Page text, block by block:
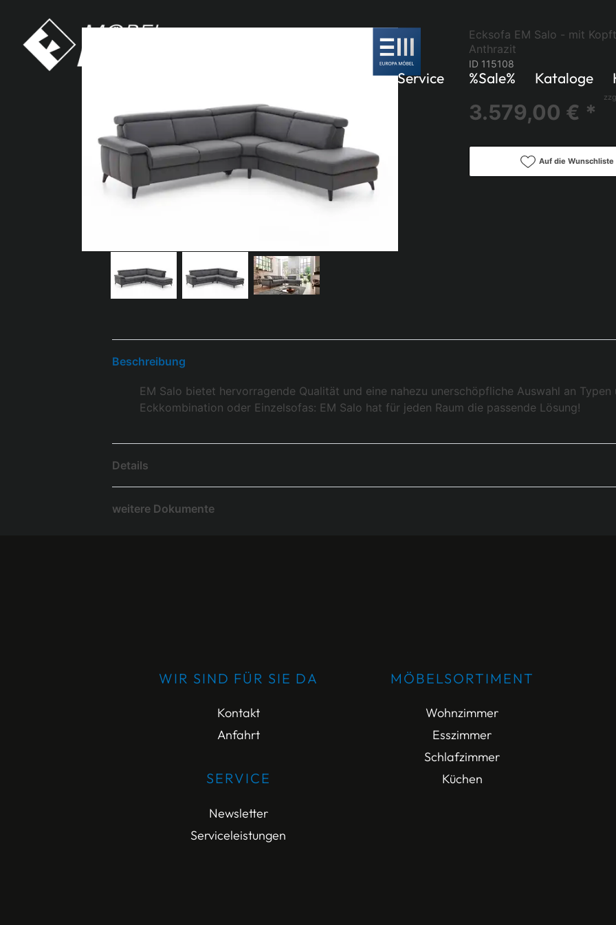
Service %Sale% Kataloge
Ecksofa EM Salo - mit
Anthrazit
ID 115108
3.579,00 € *
Auf die Wunschliste
Beschreibung
EM Salo bietet hervorragende Qualität und eine nahezu unerschöpfliche Auswahl an
Eckkombination oder Einzelsofas: EM Salo hat für jeden Raum die passende Lösung!
Details
weitere Dokumente
WIR SIND FÜR SIE DA
Kontakt
Anfahrt
SERVICE
Newsletter
Serviceleistungen
MÖBELSORTIMENT
Wohnzimmer
Esszimmer
Schlafzimmer
Küchen